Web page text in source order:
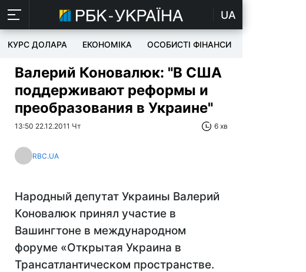
UA
КУРС ДОЛАРА ЕКОНОМІКА ОСОБИСТІ ФІНАНСИ
Валерий Коновалюк: "В США
поддерживают реформы и
преобразования в Украине"
13:50 22.12.2011 Чт 6 хв
RBC.UA
Народный депутат Украины Валерий
Коновалюк принял участие в
Вашингтоне в международном
форуме «Открытая Украина в
Трансатлантическом пространстве.